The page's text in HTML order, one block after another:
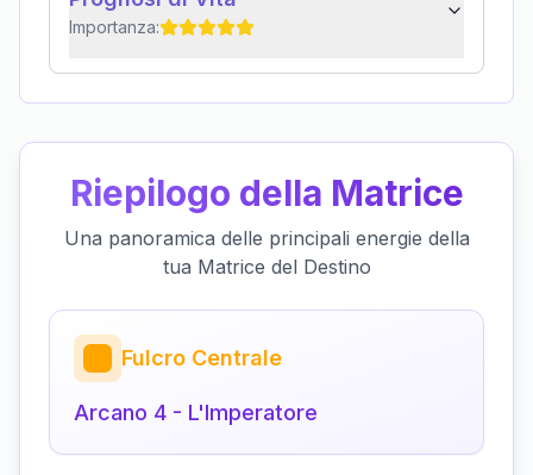
Importanza:
Riepilogo della Matrice
Una panoramica delle principali energie della
tua Matrice del Destino
Fulcro Centrale
Arcano 4 - L'Imperatore